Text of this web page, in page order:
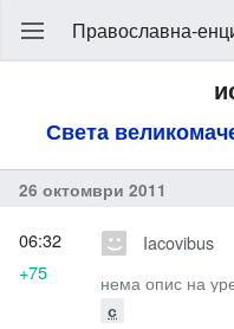
Православна-
Света
26 октомври 2011
Iacovibus
нема опис на
с
06:32
+75